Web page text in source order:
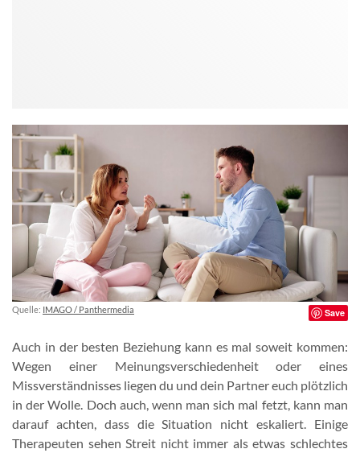
Quelle: IMAGO / Panthermedia Save
Auch in der besten Beziehung kann es mal soweit kommen:
Wegen einer Meinungsverschiedenheit oder eines
Missverständnisses liegen du und dein Partner euch plötzlich
in der Wolle. Doch auch, wenn man sich mal fetzt, kann man
darauf achten, dass die Situation nicht eskaliert. Einige
Therapeuten sehen Streit nicht immer als etwas schlechtes